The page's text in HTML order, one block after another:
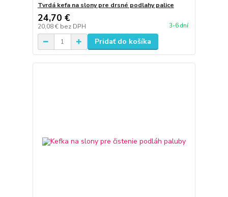
Tvrdá kefa na slony pre drsné podlahy palice
24,70 €
20,08 € bez DPH 3-6 dní
Pridať do košíka